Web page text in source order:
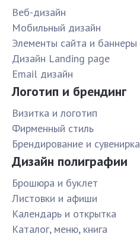
Веб-дизайн
Мобильный дизайн
Элементы сайта и баннеры
Дизайн Landing page
Email дизайн
Логотип и брендинг
Визитка и логотип
Фирменный стиль
Брендирование и сувенирка
Дизайн полиграфии
Брошюра и буклет
Листовки и афиши
Календарь и открытка
Каталог, меню, книга